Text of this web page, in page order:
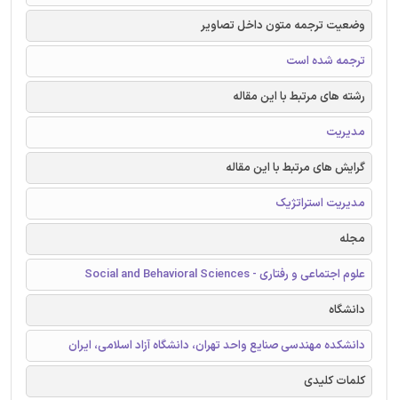
وضعیت ترجمه متون داخل تصاویر
ترجمه شده است
رشته های مرتبط با این مقاله
مدیریت
گرایش های مرتبط با این مقاله
مدیریت استراتژیک
مجله
علوم اجتماعی و رفتاری - Social and Behavioral Sciences
دانشگاه
دانشکده مهندسی صنایع واحد تهران، دانشگاه آزاد اسلامی، ایران
کلمات کلیدی